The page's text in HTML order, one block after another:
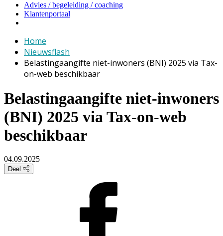
Advies / begeleiding / coaching
Klantenportaal
Home
Nieuwsflash
Belastingaangifte niet-inwoners (BNI) 2025 via Tax-
on-web beschikbaar
Belastingaangifte niet-inwoners
(BNI) 2025 via Tax-on-web
beschikbaar
04.09.2025
Deel